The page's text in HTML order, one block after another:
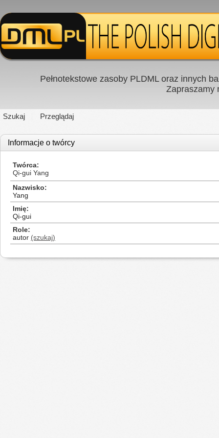
Pełnotekstowe zasoby PLDML oraz innych
Zapraszamy
Szukaj Przeglądaj
Informacje o twórcy
Twórca
Qi-gui Yang
Nazwisko
Yang
Imię
Qi-gui
Role
autor (szukaj)